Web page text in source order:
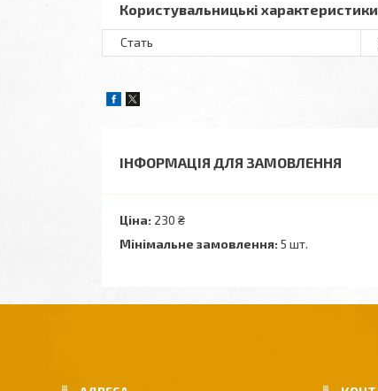
Користувальницькі характеристики
Стать
ІНФОРМАЦІЯ ДЛЯ ЗАМОВЛЕННЯ
Ціна: 230 ₴
Мінімальне замовлення: 5 шт.